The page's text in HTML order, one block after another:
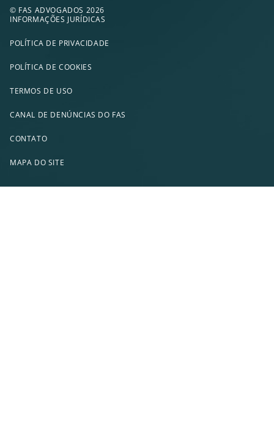
© FAS ADVOGADOS 2026
INFORMAÇÕES JURÍDICAS
POLÍTICA DE PRIVACIDADE
POLÍTICA DE COOKIES
TERMOS DE USO
CANAL DE DENÚNCIAS DO FAS
CONTATO
MAPA DO SITE